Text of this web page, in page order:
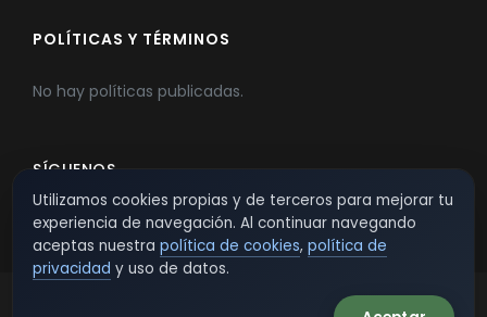
POLÍTICAS Y TÉRMINOS
No hay políticas publicadas.
SÍGUENOS
Utilizamos cookies propias y de terceros para mejorar tu
experiencia de navegación. Al continuar navegando
aceptas nuestra política de cookies, política de
privacidad y uso de datos.